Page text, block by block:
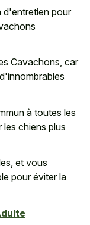
d'entretien pour
Cavachons, car
à toutes les
chiens plus
et vous
pour éviter la